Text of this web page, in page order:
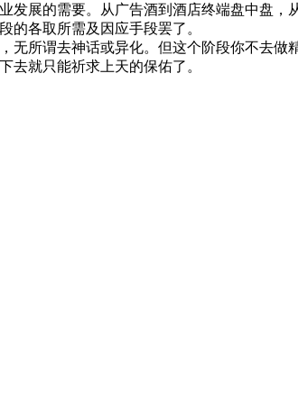
展的需要。从广告酒到酒店终端盘中盘，
的各取所需及因应手段罢了。
所谓去神话或异化。但这个阶段你不去做
去就只能祈求上天的保佑了。